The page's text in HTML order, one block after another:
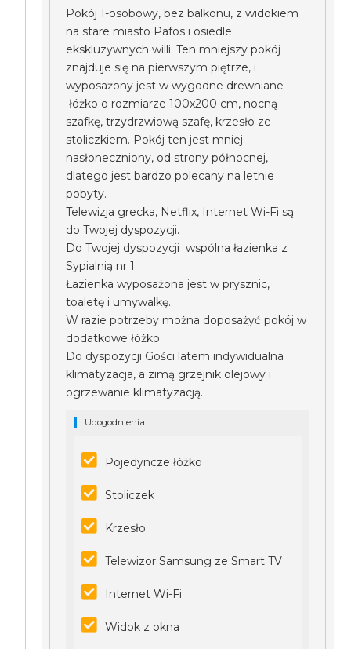
Pokój 1-osobowy, bez balkonu, z widokiem
na stare miasto Pafos i osiedle
ekskluzywnych willi. Ten mniejszy pokój
znajduje się na pierwszym piętrze, i
wyposażony jest w wygodne drewniane
łóżko o rozmiarze 100x200 cm, nocną
szafkę, trzydrzwiową szafę, krzesło ze
stoliczkiem. Pokój ten jest mniej
nasłoneczniony, od strony północnej,
dlatego jest bardzo polecany na letnie
pobyty.
Telewizja grecka, Netflix, Internet Wi-Fi są
do Twojej dyspozycji.
Do Twojej dyspozycji wspólna łazienka z
Sypialnią nr 1.
Łazienka wyposażona jest w prysznic,
toaletę i umywalkę.
W razie potrzeby można doposażyć pokój w
dodatkowe łóżko.
Do dyspozycji Gości latem indywidualna
klimatyzacja, a zimą grzejnik olejowy i
ogrzewanie klimatyzacją.
Udogodnienia
Pojedyncze łóżko
Stoliczek
Krzesło
Telewizor Samsung ze Smart TV
Internet Wi-Fi
Widok z okna